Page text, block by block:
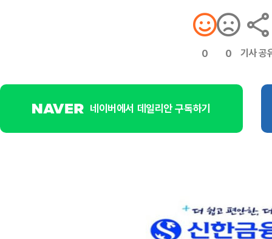
0 0 기사 공
네이버에서 데일리안 구독하기